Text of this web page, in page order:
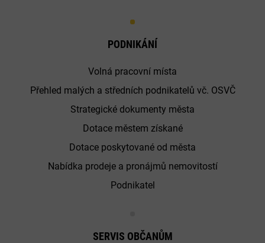
PODNIKÁNÍ
Volná pracovní místa
Přehled malých a středních podnikatelů vč. OSVČ
Strategické dokumenty města
Dotace městem získané
Dotace poskytované od města
Nabídka prodeje a pronájmů nemovitostí
Podnikatel
SERVIS OBČANŮM